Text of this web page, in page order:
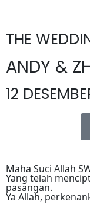
THE
ANDY &
12
Maha Suci Allah
Yang telah
pasangan.
Ya Allah,